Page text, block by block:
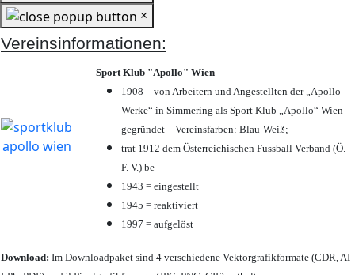
×
Vereinsinformationen:
Sport Klub "Apollo" Wien
1908 – von Arbeitern und Angestellten der „Apollo-
Werke“ in Simmering als Sport Klub „Apollo“ Wien
gegründet – Vereinsfarben: Blau-Weiß;
trat 1912 dem Österreichischen Fussball Verband (Ö.
F. V.) be
1943 = eingestellt
1945 = reaktiviert
1997 = aufgelöst
Download: Im Downloadpaket sind 4 verschiedene Vektorgrafikformate (CDR, AI